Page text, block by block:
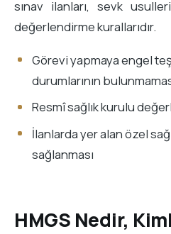
sınav ilanları, sevk
değerlendirme kurallarıdır.
Görevi yapmaya engel
durumlarının
Resmî sağlık kurulu
İlanlarda yer alan özel
sağlanması
HMGS Nedir,